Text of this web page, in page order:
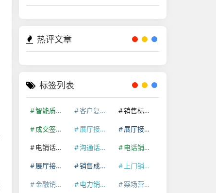
热评文章
标签列表
智能质检系统 客户复访话术质检系统
销售标准话术质检平台
成交签约话务质检
展厅接待话术质检
展厅接待话务质检系统
电销话术质检平台
沟通话务质检平台
电话销售话务质检平台
展厅接待话术质检系统
销售成单话术质检
上门销售话术质检系统
金融销售话术质检
电力销售话术质检平台
案场营销话务质检